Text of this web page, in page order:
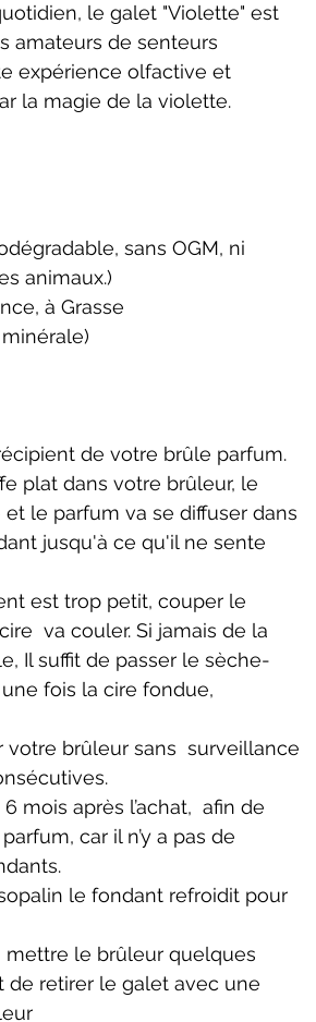
le galet "Violette" est
amateurs de senteurs
expérience olfactive et
la magie de la violette.
sans OGM, ni
animaux.)
à Grasse
de votre brûle parfum.
plat dans votre brûleur, le
le parfum va se diffuser dans
jusqu'à ce qu'il ne sente
est trop petit, couper le
va couler. Si jamais de la
Il suffit de passer le sèche-
fois la cire fondue,
votre brûleur sans surveillance
mois après l’achat, afin de
car il n’y a pas de
le fondant refroidit pour
mettre le brûleur quelques
retirer le galet avec une